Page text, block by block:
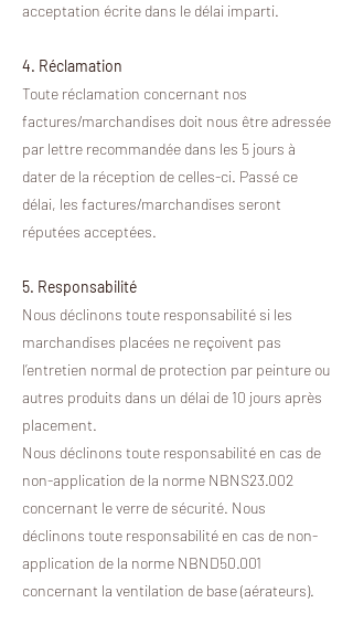
acceptation écrite dans le délai imparti.
4. Réclamation
Toute réclamation concernant nos
factures/marchandises doit nous être adressée
par lettre recommandée dans les 5 jours à
dater de la réception de celles-ci. Passé ce
délai, les factures/marchandises seront
réputées acceptées.
5. Responsabilité
Nous déclinons toute responsabilité si les
marchandises placées ne reçoivent pas
l’entretien normal de protection par peinture ou
autres produits dans un délai de 10 jours après
placement.
Nous déclinons toute responsabilité en cas de
non-application de la norme NBNS23.002
concernant le verre de sécurité. Nous
déclinons toute responsabilité en cas de non-
application de la norme NBND50.001
concernant la ventilation de base (aérateurs).